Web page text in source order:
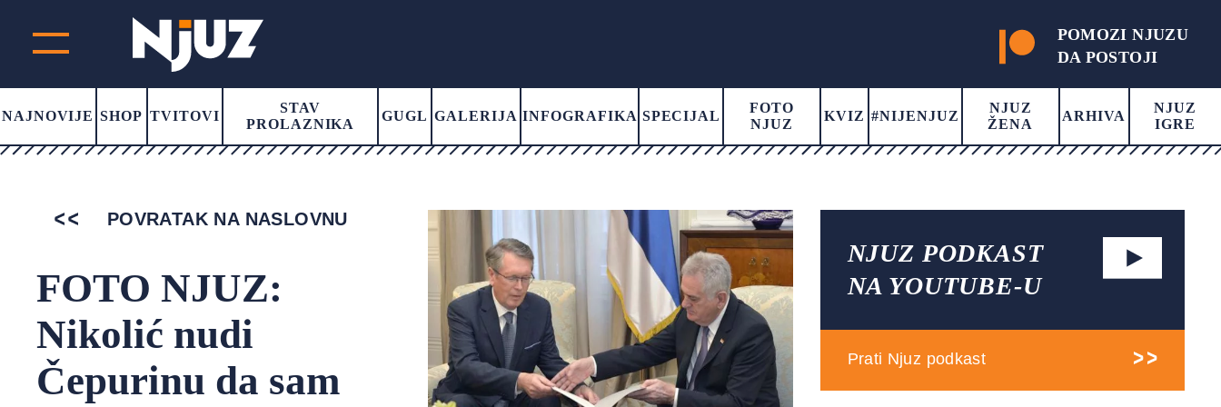
POMOZI NJUZU
DA POSTOJI
NAJNOVIJE SHOP TVITOVI
STAV
PROLAZNIKA
GUGL GALERIJA INFOGRAFIKA SPECIJAL
FOTO
NJUZ
KVIZ #NIJENJUZ
NJUZ
ŽENA
ARHIVA
NJUZ
IGRE
POVRATAK NA NASLOVNU
FOTO NJUZ:
Nikolić nudi
Čepurinu da sam
NJUZ PODKAST
NA YOUTUBE-U
Prati Njuz podkast